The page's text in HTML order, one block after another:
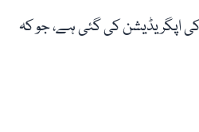
کی اپگریڈیشن کی گئی ہے، جو کہ